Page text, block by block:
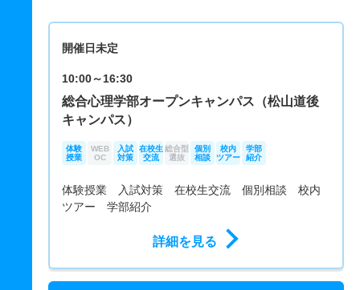
開催日未定
10:00～16:30
総合心理学部オープンキャンパス（松山道後
キャンパス）
体験
授業
WEB
OC
入試
対策
在校生
交流
総合型
選抜
個別
相談
校内
ツアー
学部
紹介
体験授業 入試対策 在校生交流 個別相談 校内
ツアー 学部紹介
詳細を見る